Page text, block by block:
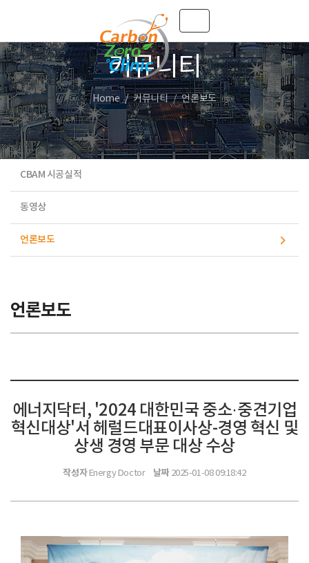
Toggle navigation
커뮤니티
Home 커뮤니티 언론보도
CBAM 시공실적
동영상
언론보도
언론보도
에너지닥터, '2024 대한민국 중소·중견기업
혁신대상'서 헤럴드대표이사상-경영 혁신 및
상생 경영 부문 대상 수상
작성자Energy Doctor 날짜 2025-01-08 09:18:42